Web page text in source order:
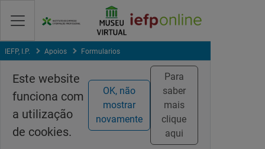
para
conteúdo
IEFP, I.P. Apoios Formularios
Este website
funciona com
a utilização
de cookies.
OK, não
mostrar
novamente
Para
saber
mais
clique
aqui